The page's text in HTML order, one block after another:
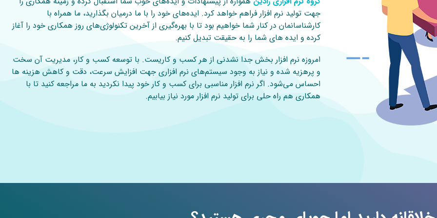
جهت تولید نرم افزار فراهم خواهد کرد. ایده‌های خود را با ما درمیان بگذارید، ما همراه با
کارشناسانمان در کنار شما خواهیم بود تا با بهره‌گیری از آخرین تکنولوژی‌های روز همکاری خود را آغاز
کرده و ایده های شما را به حقیقت تبدیل کنیم.
امروزه نرم افزار بخش جدا نشدنی از هر کسب و کاریست. با توسعه کسب و کار، مدیریت آن سخت
و پرهزیه شده و نیاز به وجود سیستم‌های نرم افزاری جهت افزایش سرعت، دقت و کاهش هزینه ها
احساس می‌شود. اگر نرم افزار مناسبی برای کسب و کار خود پیدا نکردید به ما مراجعه کنید تا با
همکاری هم راه حلی برای تولید نرم افزار مورد نیاز بیابیم.